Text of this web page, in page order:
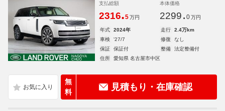
支払総額
2316.5 万円
本体価格
2299. 0 万円
年式 2024年 走行
2.4万km
車検
'27/7 修復
なし
保証
保証付 整備
法定整備付
住所
愛知県 名古屋市中区
無
料
見積もり・在庫確認